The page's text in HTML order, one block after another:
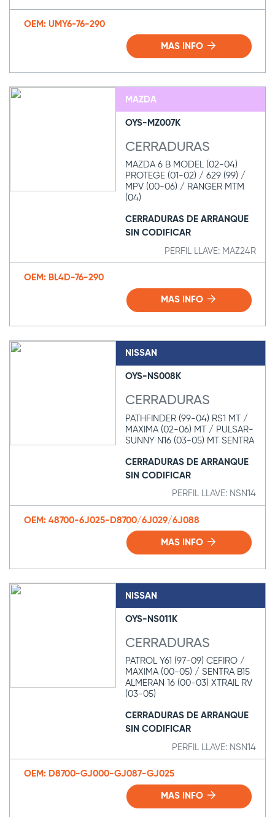
OEM: UMY6-76-290
MAS INFO
MAZDA
OYS-MZ007K
CERRADURAS
MAZDA 6 B MODEL (02-04)
PROTEGE (01-02) / 629 (99) /
MPV (00-06) / RANGER MTM
(04)
CERRADURAS DE ARRANQUE
SIN CODIFICAR
PERFIL LLAVE: MAZ24R
OEM: BL4D-76-290
MAS INFO
NISSAN
OYS-NS008K
CERRADURAS
PATHFINDER (99-04) RS1 MT /
MAXIMA (02-06) MT / PULSAR-
SUNNY N16 (03-05) MT SENTRA
CERRADURAS DE ARRANQUE
SIN CODIFICAR
PERFIL LLAVE: NSN14
OEM: 48700-6J025-D8700/6J029/6J088
MAS INFO
NISSAN
OYS-NS011K
CERRADURAS
PATROL Y61 (97-09) CEFIRO /
MAXIMA (00-05) / SENTRA B15
ALMERAN 16 (00-03) XTRAIL RV
(03-05)
CERRADURAS DE ARRANQUE
SIN CODIFICAR
PERFIL LLAVE: NSN14
OEM: D8700-GJ000-GJ087-GJ025
MAS INFO